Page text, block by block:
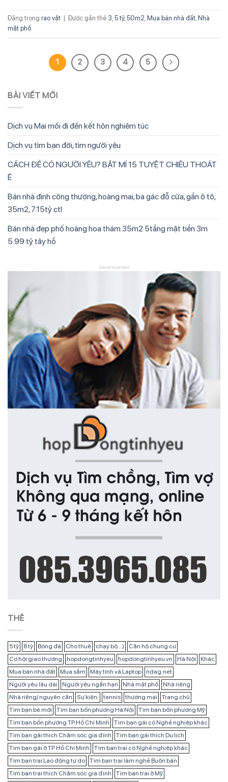
Đăng trong rao vặt Được gắn thẻ 3, 5 tỷ, 50m2, Mua bán nhà đất, Nhà
mặt phố
1 2 3 4 5
BÀI VIẾT MỚI
Dịch vụ Mai mối đi đến kết hôn nghiêm túc
Dịch vụ tìm bạn đời, tìm người yêu
CÁCH ĐỂ CÓ NGƯỜI YÊU? BẬT MÍ 15 TUYỆT CHIÊU THOÁT
Ế
Bán nhà định công thượng, hoàng mai, ba gác đỗ cửa, gần ô tô,
35m2, 7.15tỷ ctl
Bán nhà đẹp phố hoàng hoa thám 35m2 5tầng mặt tiền 3m
5.99 tỷ tây hồ
Advertisement
THẺ
5 tỷ 8 tỷ Bóng đá Cho thuê chạy bộ...)
Căn hộ chung cư
Cơ hội giao thương
hopdongtinhyeu hopdongtinhyeu.vn Hà Nội
Khác
Mua bán nhà đất
Mua sắm Máy tính và Laptop
ndag.net
Người yêu lâu dài
Người yêu ngắn hạn Nhà mặt phố
Nhà riêng
Nhà riêng/ nguyên căn
Sự kiện: tennis thương mại
Trang chủ
Tìm bạn bè mới
Tìm bạn bốn phương Hà Nội
Tìm bạn bốn phương Mỹ
Tìm bạn bốn phương TP Hồ Chí Minh
Tìm bạn gái có Nghề nghiệp khác
Tìm bạn gái thích Chăm sóc gia đình
Tìm bạn gái thích Du lịch
Tìm bạn gái ở TP Hồ Chí Minh
Tìm bạn trai có Nghề nghiệp khác
Tìm bạn trai Lao động tự do
Tìm bạn trai làm nghề Buôn bán
Tìm bạn trai thích Chăm sóc gia đình
Tìm bạn trai ở Mỹ